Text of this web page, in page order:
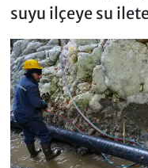
suyu ilçeye su